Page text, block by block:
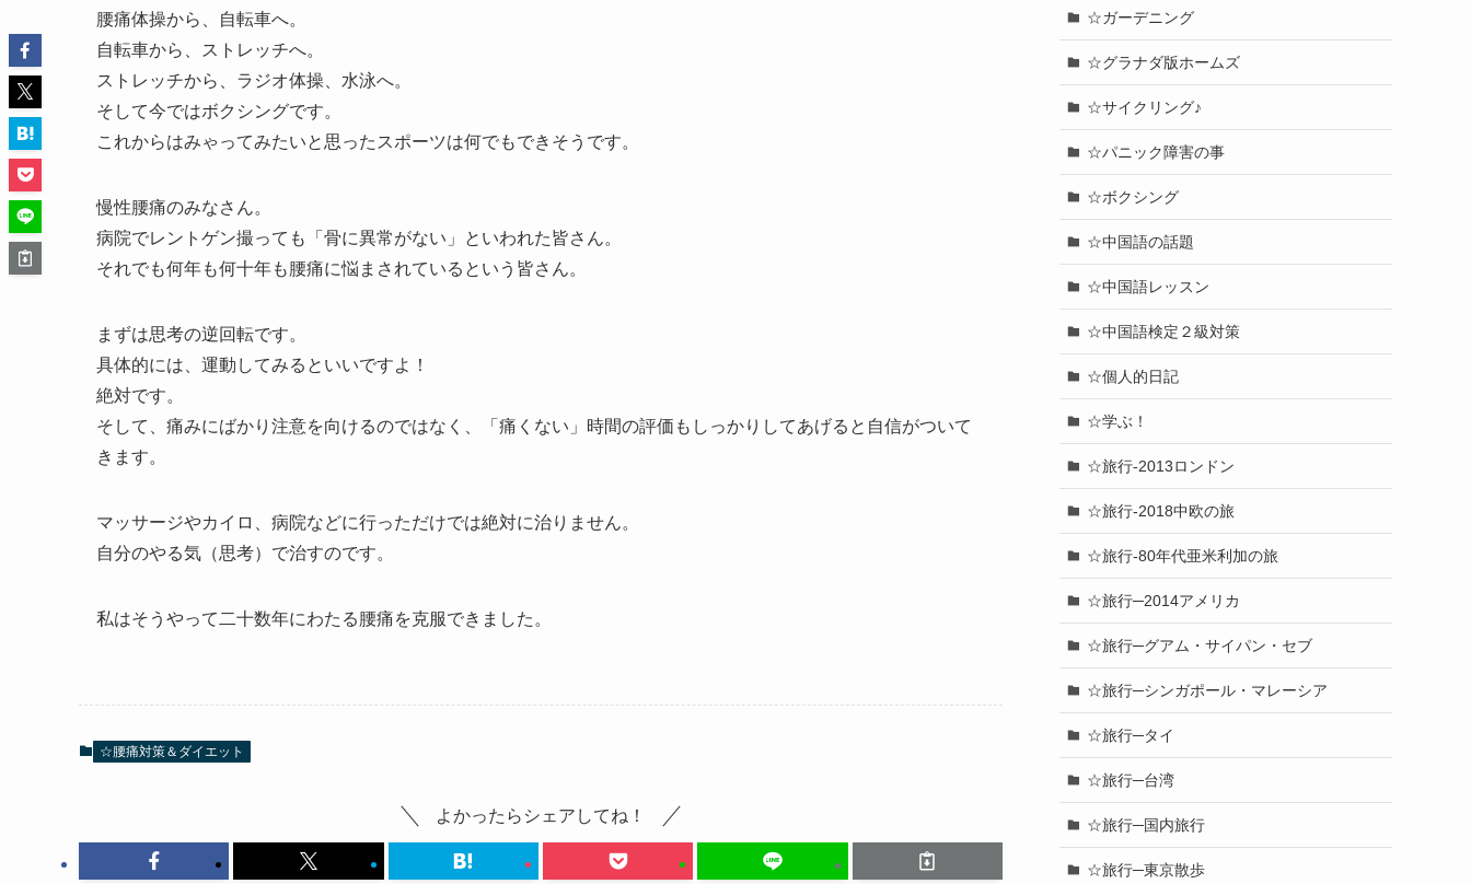
腰痛体操から、自転車へ。
自転車から、ストレッチへ。
ストレッチから、ラジオ体操、水泳へ。
そして今ではボクシングです。
これからはみゃってみたいと思ったスポーツは何でもできそうです。
慢性腰痛のみなさん。
病院でレントゲン撮っても「骨に異常がない」といわれた皆さん。
それでも何年も何十年も腰痛に悩まされているという皆さん。
まずは思考の逆回転です。
具体的には、運動してみるといいですよ！
絶対です。
そして、痛みにばかり注意を向けるのではなく、「痛くない」時間の評価もしっかりしてあげると自信がついて
きます。
マッサージやカイロ、病院などに行っただけでは絶対に治りません。
自分のやる気（思考）で治すのです。
私はそうやって二十数年にわたる腰痛を克服できました。
☆腰痛対策＆ダイエット
よかったらシェアしてね！
☆ガーデニング
☆グラナダ版ホームズ
☆サイクリング♪
☆パニック障害の事
☆ボクシング
☆中国語の話題
☆中国語レッスン
☆中国語検定２級対策
☆個人的日記
☆学ぶ！
☆旅行-2013ロンドン
☆旅行-2018中欧の旅
☆旅行-80年代亜米利加の旅
☆旅行─2014アメリカ
☆旅行─グアム・サイパン・セブ
☆旅行─シンガポール・マレーシア
☆旅行─タイ
☆旅行─台湾
☆旅行─国内旅行
☆旅行─東京散歩